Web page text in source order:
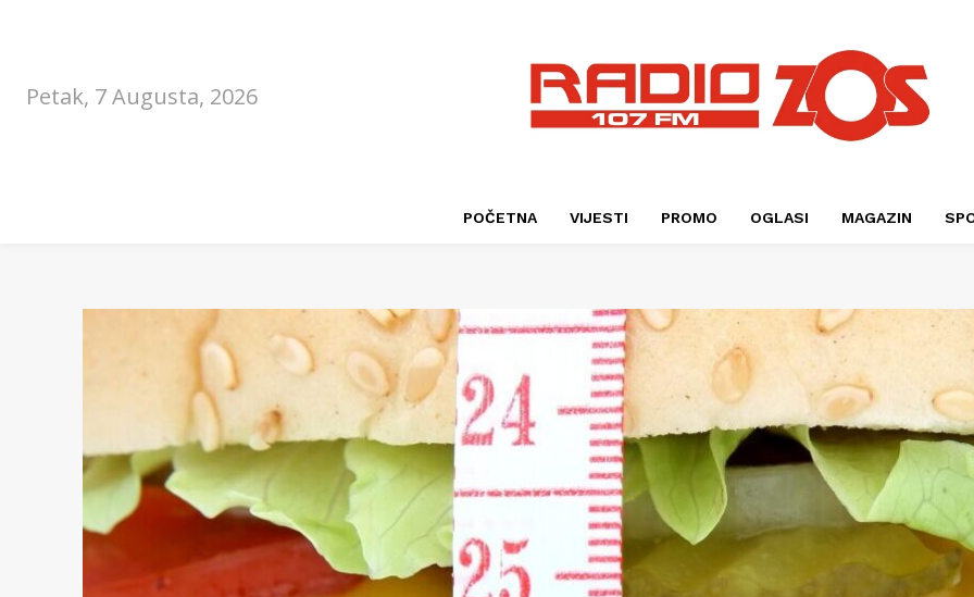
Petak, 7 Augusta, 2026
POČETNA VIJESTI PROMO OGLASI MAGAZIN